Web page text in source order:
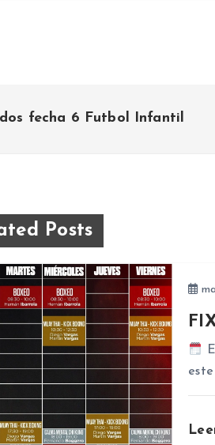
fecha 6 Futbol Infantil
Posts